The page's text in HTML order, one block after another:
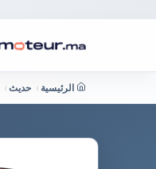
الرئيسية › حديث ›